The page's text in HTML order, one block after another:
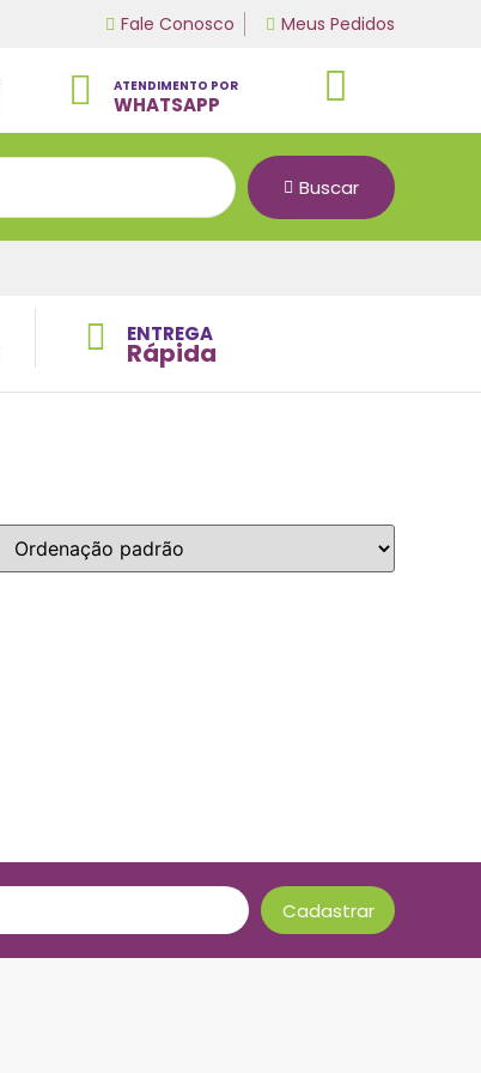
Fale Conosco Meus Pedidos
ATENDIMENTO POR
WHATSAPP
Buscar
ENTREGA
Rápida
Cadastrar